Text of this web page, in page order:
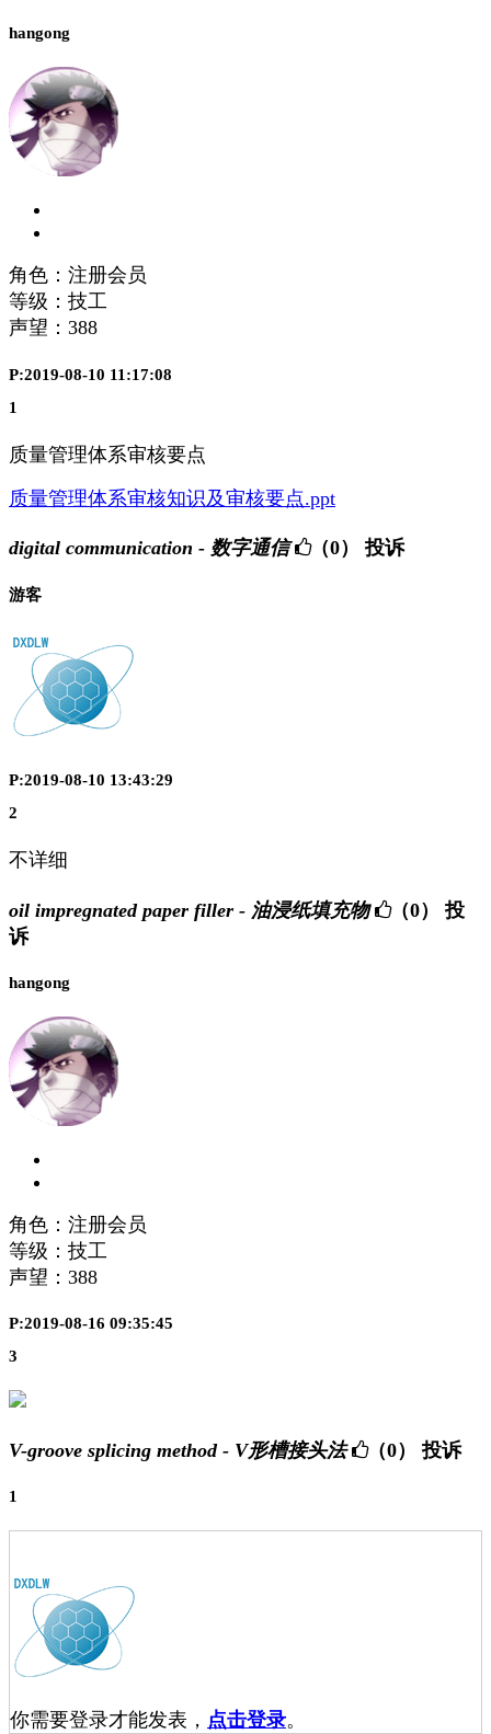
hangong
角色：注册会员
等级：技工
声望： 388
P:2019-08-10 11:17:08
1
质量管理体系审核要点
质量管理体系审核知识及审核要点.ppt
digital communication - 数字通信 （0） 投诉
游客
P:2019-08-10 13:43:29
2
不详细
oil impregnated paper filler - 油浸纸填充物 （0）
投
诉
hangong
角色：注册会员
等级：技工
声望： 388
P:2019-08-16 09:35:45
3
V-groove splicing method - V形槽接头法 （0） 投诉
1
你需要登录才能发表， 点击登录。